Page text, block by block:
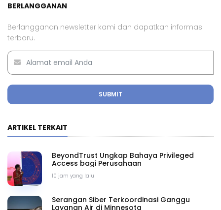
BERLANGGANAN
Berlangganan newsletter kami dan dapatkan informasi
terbaru.
SUBMIT
ARTIKEL TERKAIT
10 jam yang lalu
BeyondTrust Ungkap Bahaya Privileged
Access bagi Perusahaan
Serangan Siber Terkoordinasi Ganggu
Layanan Air di Minnesota